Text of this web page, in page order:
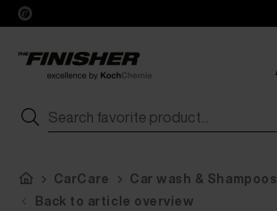
CarCare Car wash & Shampoos
Back to article overview